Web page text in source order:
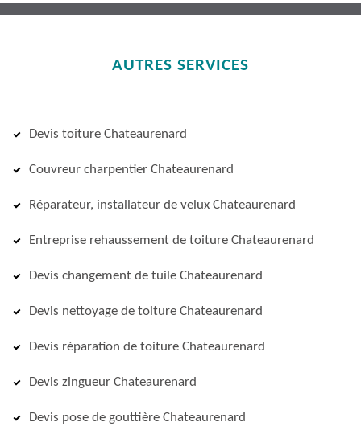
AUTRES SERVICES
Devis toiture Chateaurenard
Couvreur charpentier Chateaurenard
Réparateur, installateur de velux Chateaurenard
Entreprise rehaussement de toiture Chateaurenard
Devis changement de tuile Chateaurenard
Devis nettoyage de toiture Chateaurenard
Devis réparation de toiture Chateaurenard
Devis zingueur Chateaurenard
Devis pose de gouttière Chateaurenard